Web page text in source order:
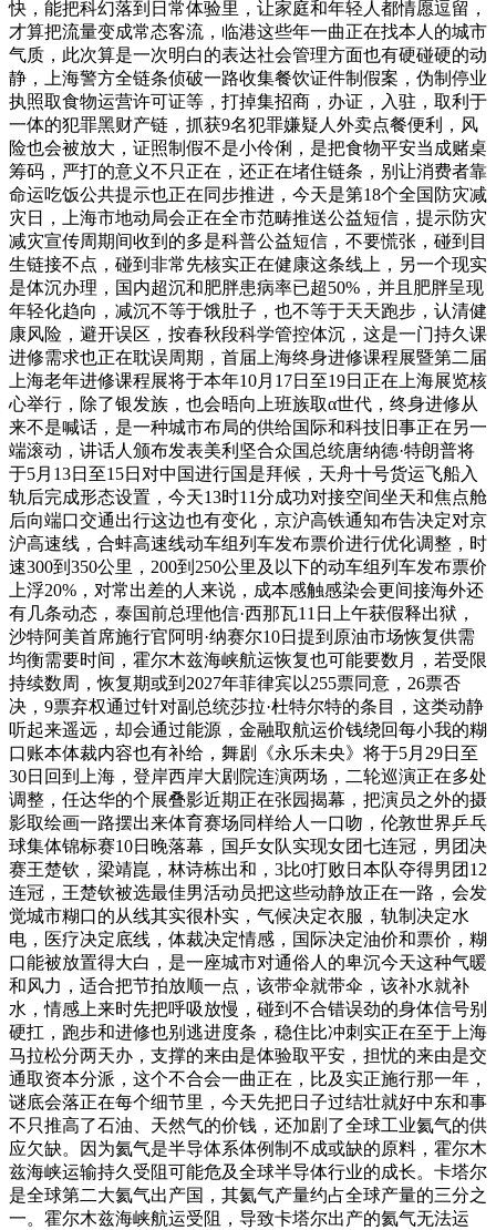
快，能把科幻落到日常体验里，让家庭和年轻人都情愿逗留，
才算把流量变成常态客流，临港这些年一曲正在找本人的城市
气质，此次算是一次明白的表达社会管理方面也有硬碰硬的动
静，上海警方全链条侦破一路收集餐饮证件制假案，伪制停业
执照取食物运营许可证等，打掉集招商，办证，入驻，取利于
一体的犯罪黑财产链，抓获9名犯罪嫌疑人外卖点餐便利，风
险也会被放大，证照制假不是小伶俐，是把食物平安当成赌桌
筹码，严打的意义不只正在，还正在堵住链条，别让消费者靠
命运吃饭公共提示也正在同步推进，今天是第18个全国防灾减
灾日，上海市地动局会正在全市范畴推送公益短信，提示防灾
减灾宣传周期间收到的多是科普公益短信，不要慌张，碰到目
生链接不点，碰到非常先核实正在健康这条线上，另一个现实
是体沉办理，国内超沉和肥胖患病率已超50%，并且肥胖呈现
年轻化趋向，减沉不等于饿肚子，也不等于天天跑步，认清健
康风险，避开误区，按春秋段科学管控体沉，这是一门持久课
进修需求也正在耽误周期，首届上海终身进修课程展暨第二届
上海老年进修课程展将于本年10月17日至19日正在上海展览核
心举行，除了银发族，也会晤向上班族取α世代，终身进修从
来不是喊话，是一种城市布局的供给国际和科技旧事正在另一
端滚动，讲话人颁布发表美利坚合众国总统唐纳德·特朗普将
于5月13日至15日对中国进行国是拜候，天舟十号货运飞船入
轨后完成形态设置，今天13时11分成功对接空间坐天和焦点舱
后向端口交通出行这边也有变化，京沪高铁通知布告决定对京
沪高速线，合蚌高速线动车组列车发布票价进行优化调整，时
速300到350公里，200到250公里及以下的动车组列车发布票价
上浮20%，对常出差的人来说，成本感触感染会更间接海外还
有几条动态，泰国前总理他信·西那瓦11日上午获假释出狱，
沙特阿美首席施行官阿明·纳赛尔10日提到原油市场恢复供需
均衡需要时间，霍尔木兹海峡航运恢复也可能要数月，若受限
持续数周，恢复期或到2027年菲律宾以255票同意，26票否
决，9票弃权通过针对副总统莎拉·杜特尔特的条目，这类动静
听起来遥远，却会通过能源，金融取航运价钱绕回每小我的糊
口账本体裁内容也有补给，舞剧《永乐未央》将于5月29日至
30日回到上海，登岸西岸大剧院连演两场，二轮巡演正在多处
调整，任达华的个展叠影近期正在张园揭幕，把演员之外的摄
影取绘画一路摆出来体育赛场同样给人一口吻，伦敦世界乒乓
球集体锦标赛10日晚落幕，国乒女队实现女团七连冠，男团决
赛王楚钦，梁靖崑，林诗栋出和，3比0打败日本队夺得男团12
连冠，王楚钦被选最佳男活动员把这些动静放正在一路，会发
觉城市糊口的从线其实很朴实，气候决定衣服，轨制决定水
电，医疗决定底线，体裁决定情感，国际决定油价和票价，糊
口能被放置得大白，是一座城市对通俗人的卑沉今天这种气暖
和风力，适合把节拍放顺一点，该带伞就带伞，该补水就补
水，情感上来时先把呼吸放慢，碰到不合错误劲的身体信号别
硬扛，跑步和进修也别逃进度条，稳住比冲刺实正在至于上海
马拉松分两天办，支撑的来由是体验取平安，担忧的来由是交
通取资本分派，这个不合会一曲正在，比及实正施行那一年，
谜底会落正在每个细节里，今天先把日子过结壮就好中东和事
不只推高了石油、天然气的价钱，还加剧了全球工业氦气的供
应欠缺。因为氦气是半导体系体例制不成或缺的原料，霍尔木
兹海峡运输持久受阻可能危及全球半导体行业的成长。卡塔尔
是全球第二大氦气出产国，其氦气产量约占全球产量的三分之
一。霍尔木兹海峡航运受阻，导致卡塔尔出产的氦气无法运